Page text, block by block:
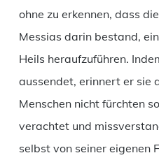
ohne zu erkennen, dass
Messias darin bestand,
Heils heraufzuführen.
aussendet, erinnert er sie
Menschen nicht fürchten
verachtet und
selbst von seiner eigenen